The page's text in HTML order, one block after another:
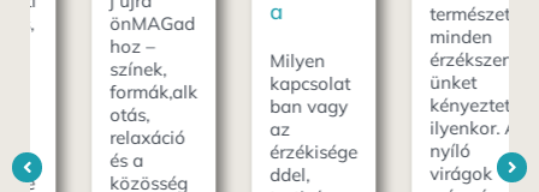
önMAGad
hoz –
színek,
formák,alk
relaxáció
közösség
Milyen
kapcsolat
ban vagy
érzékisége
természet
minden
érzékszerv
ünket
kényezteti
ilyenkor. A
virágok